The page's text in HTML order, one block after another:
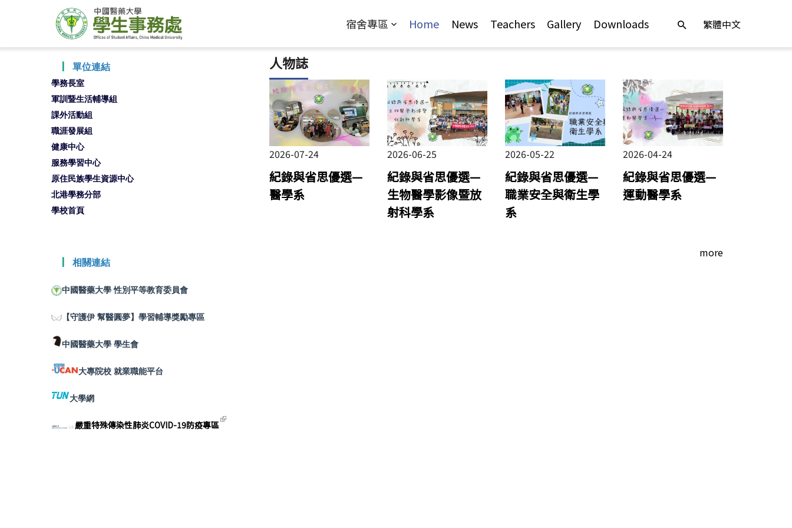
宿舍專區 Home News Teachers Gallery Downloads 繁體中文
人物誌
2026-07-24
紀錄與省思優選—
醫學系
2026-06-25
紀錄與省思優選—
生物醫學影像暨放
射科學系
2026-05-22
紀錄與省思優選—
職業安全與衛生學
系
2026-04-24
紀錄與省思優選—
運動醫學系
more
┃ 單位連結
學務長室
軍訓暨生活輔導組
課外活動組
職涯發展組
健康中心
服務學習中心
原住民族學生資源中心
北港學務分部
學校首頁
┃ 相關連結
中國醫藥大學 性別平等教育委員會
【守護伊 幫醫圓夢】學習輔導獎勵專區
中國醫藥大學 學生會
大專院校 就業職能平台
大學網
嚴重特殊傳染性肺炎COVID-19防疫專區(link is